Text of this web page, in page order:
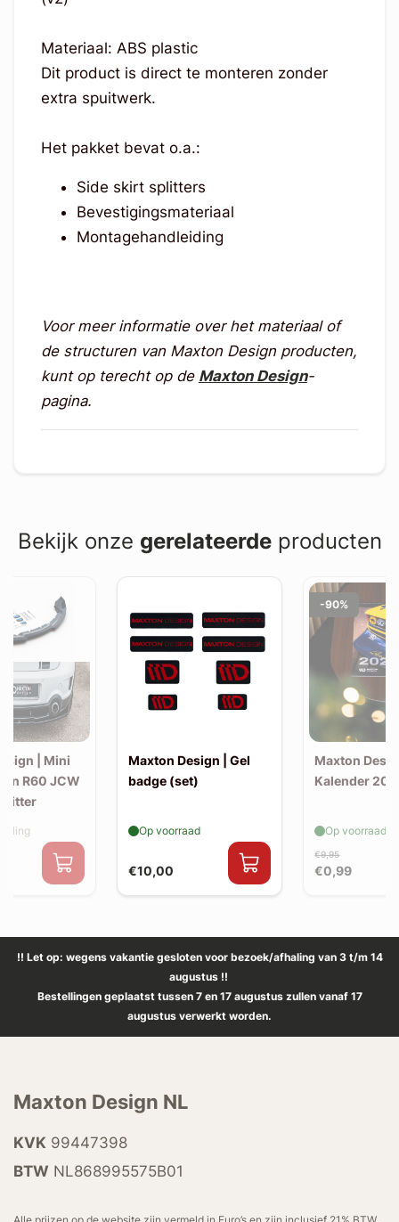
Materiaal: ABS plastic
Dit product is direct te monteren zonder
extra spuitwerk.
Het pakket bevat o.a.:
Side skirt splitters
Bevestigingsmateriaal
Montagehandleiding
Voor meer informatie over het materiaal of
de structuren van Maxton Design producten,
kunt op terecht op de Maxton Design-
pagina.
Bekijk onze gerelateerdeproducten
| Mini
R60 JCW
Maxton Design | Gel
badge (set)
€10,00
Op voorraad
-90%
Maxton
Kalender
€9,95
€0,99
Op voorraad
!! Let op: wegens vakantie gesloten voor bezoek/afhaling van 3 t/m 14
augustus !!
Bestellingen geplaatst tussen 7 en 17 augustus zullen vanaf 17
augustus verwerkt worden.
Maxton Design NL
KVK 99447398
BTW NL868995575B01